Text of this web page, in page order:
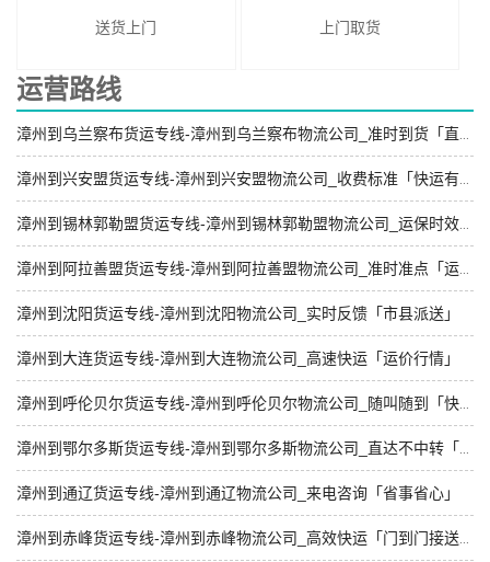
送货上门 上门取货
运营路线
漳州到沈阳货运专线-漳州到沈阳物流公司_实时反馈「市县派送」
漳州到大连货运专线-漳州到大连物流公司_高速快运「运价行情」
漳州到通辽货运专线-漳州到通辽物流公司_来电咨询「省事省心」